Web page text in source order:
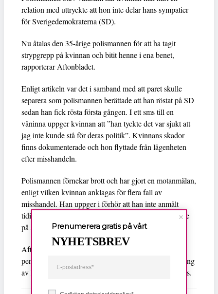
relation med uttryckte att hon inte delar hans sympatier
för Sverigedemokraterna (SD).
Nu åtalas den 35-årige polismannen för att ha tagit
strypgrepp på kvinnan och bitit henne i ena benet,
rapporterar Aftonbladet.
Enligt artikeln var det i samband med att paret skulle
separera som polismannen berättade att han röstat på SD
sedan han fick rösta första gången. I ett sms till en
väninna uppger kvinnan att ”han tyckte det var sjukt att
jag inte kunde stå för deras politik”. Kvinnans skador
finns dokumenterade och hon flyttade från lägenheten
efter misshandeln.
Polismannen förnekar brott och har gjort en motanmälan,
enligt vilken kvinnan anklagas för flera fall av
misshandel. Han uppger i förhör att han inte anmält
tidigare på grund av att han som man inte haft en tanke
på att anmäla våldet.
Aftonbladet uppger också att polisens
personalansvarsnämnd ännu inte gjort någon bedömning
av huruvida polismannen kan jobba kvar om han döms.
Prenumerera gratis på vårt
NYHETSBREV